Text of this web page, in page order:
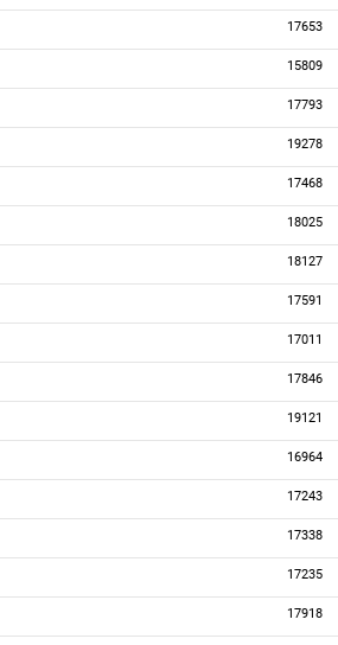
17653
15809
17793
19278
17468
18025
18127
17591
17011
17846
19121
16964
17243
17338
17235
17918